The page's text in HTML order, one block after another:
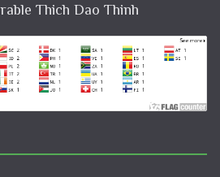
Thich Dao Thinh